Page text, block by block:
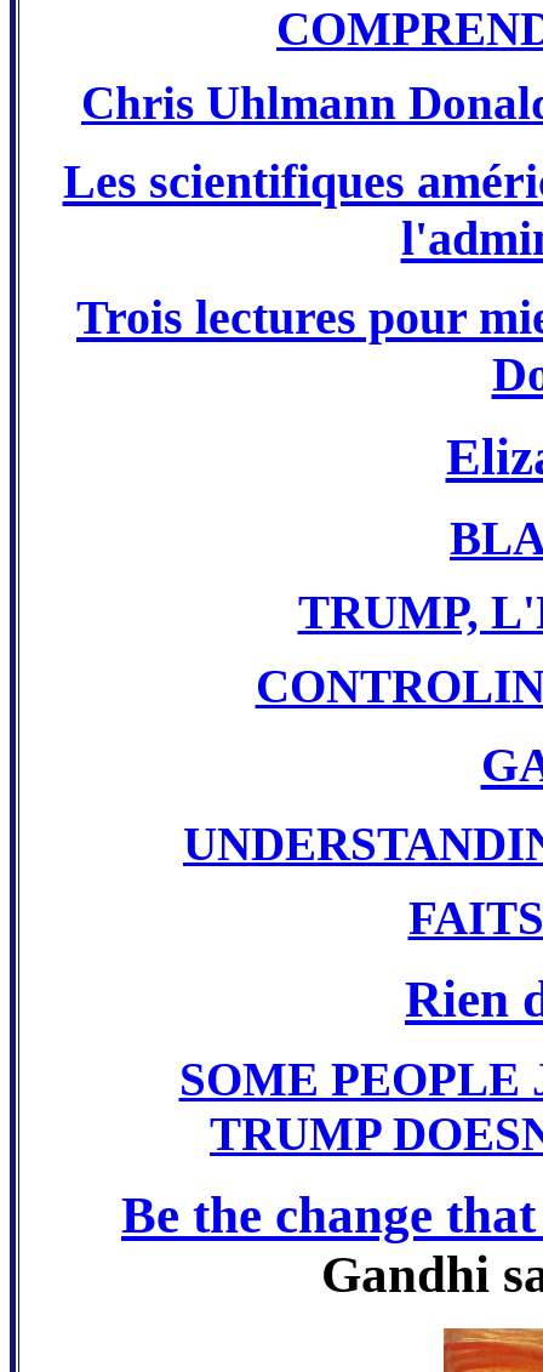
Chris Uhlmann
Les scientifiques
Trois lectures pour
TRUMP,
Rien
SOME
TRUMP
Be the change
Gandhi